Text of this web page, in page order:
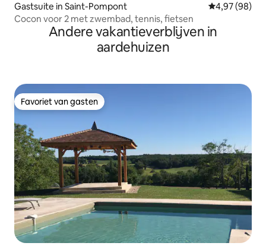
Gastsuite in Saint-Pompont Gemiddelde
4,97 (98)
Cocon voor 2 met zwembad, tennis, fietsen
Andere vakantieverblijven in
aardehuizen
Favoriet van gasten
Favoriet van gasten